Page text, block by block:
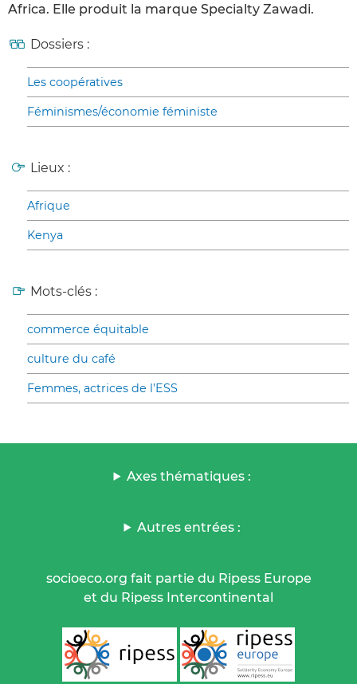
Africa. Elle produit la marque Specialty Zawadi.
Dossiers :
Les coopératives
Féminismes/économie féministe
Lieux :
Afrique
Kenya
Mots-clés :
commerce équitable
culture du café
Femmes, actrices de l’ESS
Axes thématiques :
Autres entrées :
socioeco.org fait partie du Ripess Europe
et du Ripess Intercontinental